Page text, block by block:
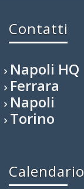
Contatti
Napoli HQ
Ferrara
Napoli
Torino
Calendario